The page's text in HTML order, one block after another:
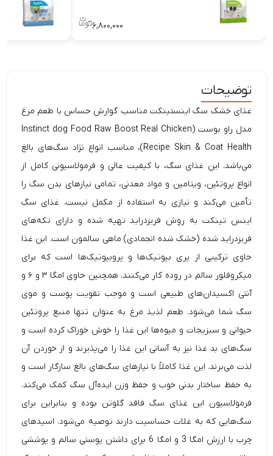
۶,۸۰۰,۰۰۰
توضیحات
غذای خشک سگ اینستینکت مناسب گوارش حساس با طعم مرغ
مدل راو بوست (
Instinct dog Food Raw Boost Real Chicken
Recipe Skin & Coat Health)، مناسب انواع نژاد سگ‌های
بالغ
می‌باشد. این غذای سگ، با کیفیت عالی و فرمولاسیونی کامل از
انواع پروتئین، ویتامین و مواد معدنی، تمامی نیازهای بدن سگ را
تأمین می‌کند و نیازی به استفاده از مکمل نیست. غذای سگ
اینس تینکت به روش فریزدراید تهیه شده و دارای تکه‌های
فریزدراید شده (خشک شده انجمادی) ماهی سالمون است. این غذا
حاوی ترکیبی از پری بیوتیک‌ها و پروبیوتیک‌ها است که برای
میکروفلور سالم در روده کار می‌کنند. همچنین حاوی امگا ۳ و ۶ و
آنتی اکسیدان‌های طبیعی است و موجب تقویت پوست و موی
سگ شما می‌شود. طعم لذیذ مرغ به عنوان تنها منبع پروتئین
حیوانی و سبزیجات و میوه‌ها این غذا را خوش خوراک کرده است و
سگ‌های بد غذا نیز به‌ آسانی این غذا را می‌پذیرند و از خوردن آن
لذت می‌برند. این غذا کاملاً با نیازهای سگ‌های بالغ سازگار است و
به حفظ ساختار بدنی خوب و حفظ وزن ایده‌آل سگ کمک می‌کند.
فرمولاسیون این غذای سگ فاقد گلوتن بوده و بنابراین برای
سگ‌هایی که به غلات حساسیت دارند توصیه می‌شود. اسیدهای
چرب با ارزش امگا 3 و امگا 6 برای داشتن پوستی سالم و پوششی